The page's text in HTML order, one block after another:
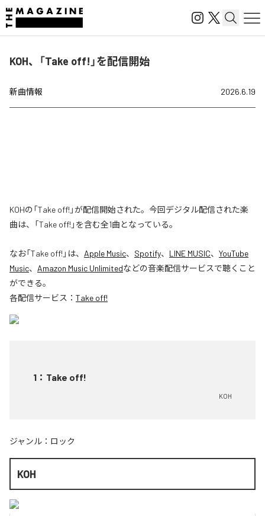
KOH、「Take off!」を配信開始
新曲情報 2026.6.19
KOHの「Take off!」が配信開始された。今回デジタル配信された楽
曲は、「Take off!」を含む全1曲となっている。
なお「Take off! 」は、 Apple Music、 Spotify、 LINE MUSIC、 YouTube
Music、 Amazon Music Unlimitedなどの音楽配信サービスで聴くこと
ができる。
各配信サービス： Take off!
1 ： Take off!
KOH
ジャンル： ロック
KOH